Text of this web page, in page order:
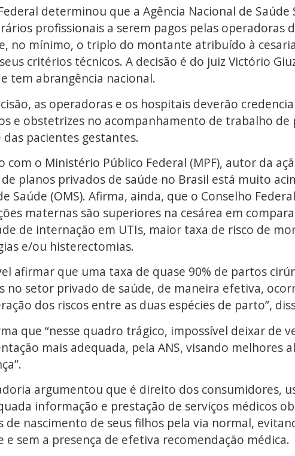
determinou que a Agência Nacional de
profissionais a serem pagos pelas operadoras
no mínimo, o triplo do montante atribuído à
critérios técnicos. A decisão é do juiz Victório
tem abrangência nacional.
as operadoras e os hospitais deverão
e obstetrizes no acompanhamento de trabalho
pacientes gestantes.
com o Ministério Público Federal (MPF), autor da
planos privados de saúde no Brasil está muito
Saúde (OMS). Afirma, ainda, que o Conselho
maternas são superiores na cesárea em
de internação em UTIs, maior taxa de risco de
e/ou histerectomias.
afirmar que uma taxa de quase 90% de partos
no setor privado de saúde, de maneira efetiva,
dos riscos entre as duas espécies de parto”,
que “nesse quadro trágico, impossível deixar de
mais adequada, pela ANS, visando
argumentou que é direito dos consumidores,
informação e prestação de serviços médicos
de nascimento de seus filhos pela via normal,
e sem a presença de efetiva recomendação médica.